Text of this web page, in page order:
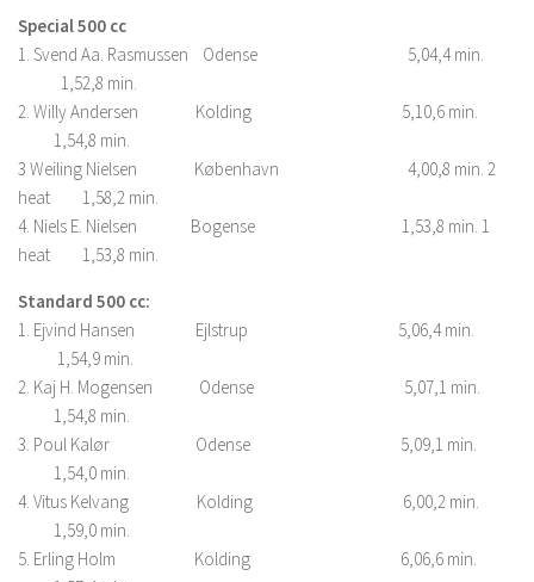
Special 500 cc
1. Svend Aa. Rasmussen Odense 5,04,4 min.
1,52,8 min.
2. Willy Andersen Kolding 5,10,6 min.
1,54,8 min.
3 Weiling Nielsen København 4,00,8 min. 2
heat 1,58,2 min.
4. Niels E. Nielsen Bogense 1,53,8 min. 1
heat 1,53,8 min.
Standard 500 cc:
1. Ejvind Hansen Ejlstrup 5,06,4 min.
1,54,9 min.
2. Kaj H. Mogensen Odense 5,07,1 min.
1,54,8 min.
3. Poul Kalør Odense 5,09,1 min.
1,54,0 min.
4. Vitus Kelvang Kolding 6,00,2 min.
1,59,0 min.
5. Erling Holm Kolding 6,06,6 min.